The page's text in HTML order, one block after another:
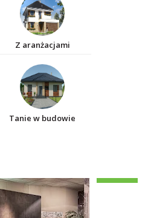
Z aranżacjami
Tanie w budowie